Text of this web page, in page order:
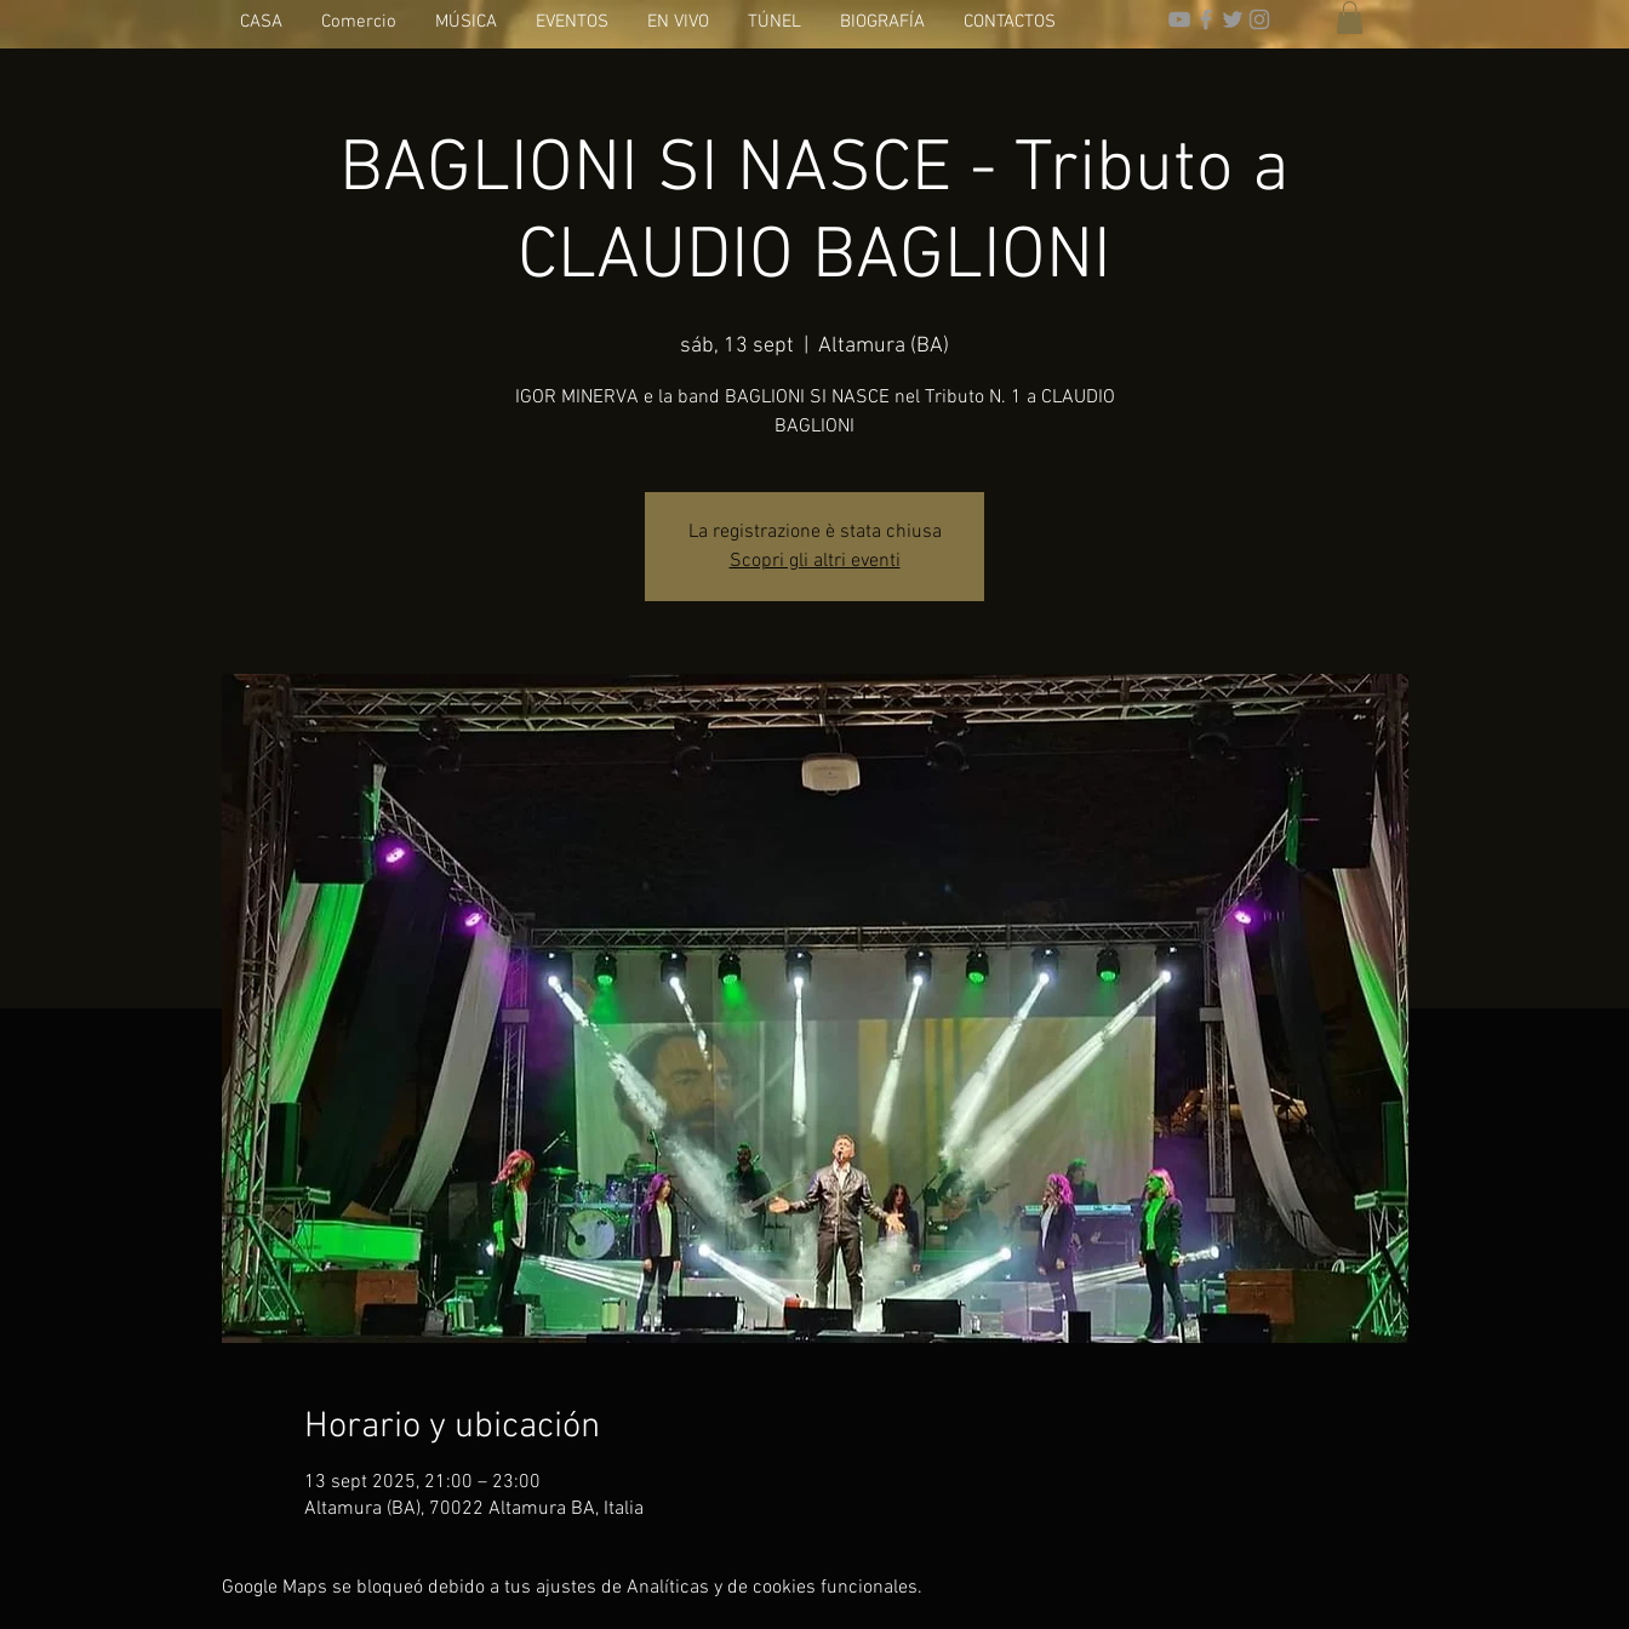
CASA Comercio MÚSICA EVENTOS EN VIVO TÚNEL BIOGRAFÍA CONTACTOS
BAGLIONI SI NASCE - Tributo a
CLAUDIO BAGLIONI
sáb, 13 sept
  |
Altamura (BA)
IGOR MINERVA e la band BAGLIONI SI NASCE nel Tributo N. 1 a CLAUDIO
BAGLIONI
La registrazione è stata chiusa
Scopri gli altri eventi
Horario y ubicación
13 sept 2025, 21:00 – 23:00
Altamura (BA), 70022 Altamura BA, Italia
Google Maps se bloqueó debido a tus ajustes de Analíticas y de cookies funcionales.